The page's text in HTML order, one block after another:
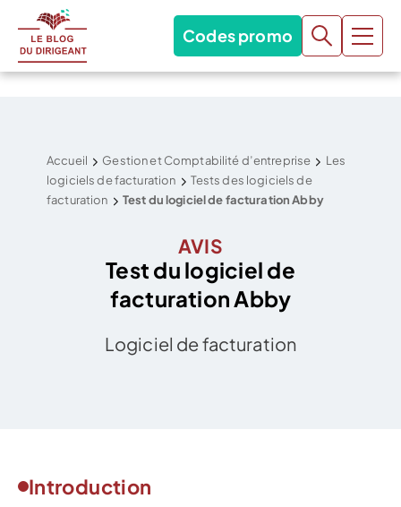
Codes promo
Accueil Gestion et Comptabilité d’entreprise
Les
logiciels de facturation
Tests des logiciels de
facturation
Test du logiciel de facturation Abby
AVIS
Test du logiciel de
facturation Abby
Logiciel de facturation
Introduction